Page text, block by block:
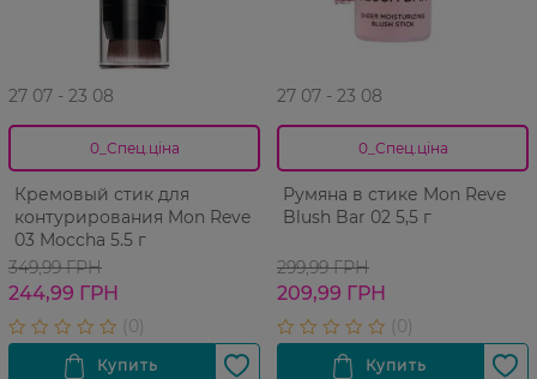
27 07 - 23 08
0_Спец.ціна
Кремовый стик для
контурирования Mon Reve
03 Moccha 5.5 г
349,99 ГРН
244,99 ГРН
27 07 - 23 08
0_Спец.ціна
Румяна в стике Mon Reve
Blush Bar 02 5,5 г
299,99 ГРН
209,99 ГРН